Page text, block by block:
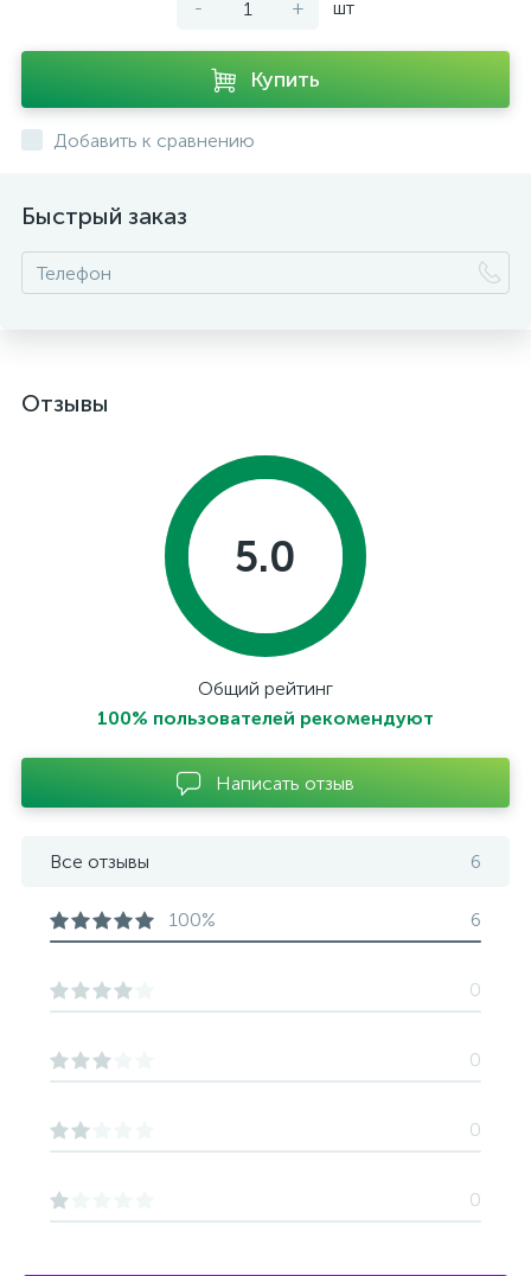
- + шт
Купить
Добавить к сравнению
Быстрый заказ
Отзывы
5.0
Общий рейтинг
100% пользователей рекомендуют
Написать отзыв
Все отзывы 6
100% 6
0
0
0
0